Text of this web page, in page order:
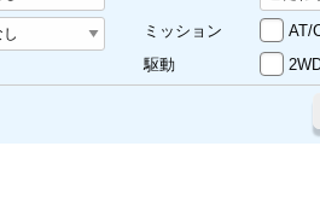
ミッション AT/
駆動